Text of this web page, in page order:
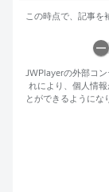
この時点で、記事を
JWPlayerの外部コ
れにより、個人情報
とができるようにな